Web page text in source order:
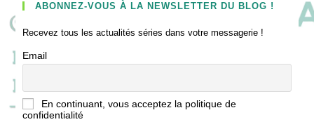
ABONNEZ-VOUS À LA NEWSLETTER DU BLOG !
Recevez tous les actualités séries dans votre messagerie !
Email
En continuant, vous acceptez la politique de
confidentialité